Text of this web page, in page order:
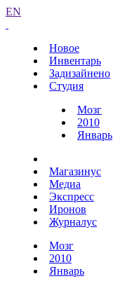
EN
Новое
Инвентарь
Задизайнено
Студия
Мозг
2010
Январь
Магазинус
Медиа
Экспресс
Иронов
Журналус
Мозг
2010
Январь